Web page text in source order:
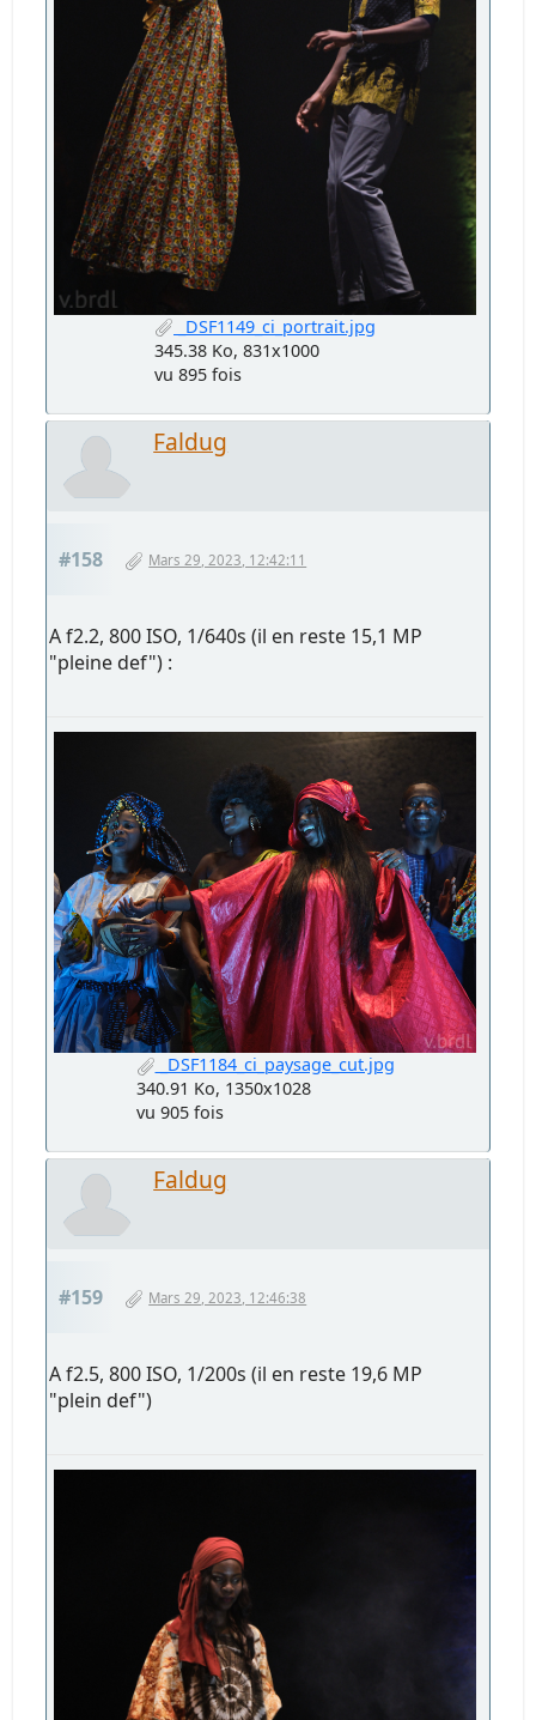
_DSF1149_ci_portrait.jpg
345.38 Ko, 831x1000
vu 895 fois
Faldug
#158 Mars 29, 2023, 12:42:11
A f2.2, 800 ISO, 1/640s (il en reste 15,1 MP
"pleine def") :
_DSF1184_ci_paysage_cut.jpg
340.91 Ko, 1350x1028
vu 905 fois
Faldug
#159 Mars 29, 2023, 12:46:38
A f2.5, 800 ISO, 1/200s (il en reste 19,6 MP
"plein def")